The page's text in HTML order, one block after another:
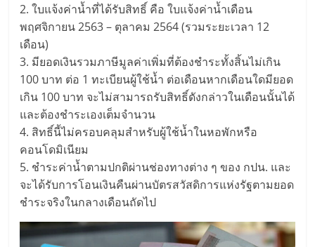
2. ใบแจ้งค่าน้ำที่ได้รับสิทธิ์ คือ ใบแจ้งค่าน้ำเดือน
พฤศจิกายน 2563 – ตุลาคม 2564 (รวมระยะเวลา 12
เดือน)
3. มียอดเงินรวมภาษีมูลค่าเพิ่มที่ต้องชำระทั้งสิ้นไม่เกิน
100 บาท ต่อ 1 ทะเบียนผู้ใช้น้ำ ต่อเดือนหากเดือนใดมียอด
เกิน 100 บาท จะไม่สามารถรับสิทธิ์ดังกล่าวในเดือนนั้นได้
และต้องชำระเองเต็มจำนวน
4. สิทธิ์นี้ไม่ครอบคลุมสำหรับผู้ใช้น้ำในหอพักหรือ
คอนโดมิเนียม
5. ชำระค่าน้ำตามปกติผ่านช่องทางต่าง ๆ ของ กปน. และ
จะได้รับการโอนเงินคืนผ่านบัตรสวัสดิการแห่งรัฐตามยอด
ชำระจริงในกลางเดือนถัดไป